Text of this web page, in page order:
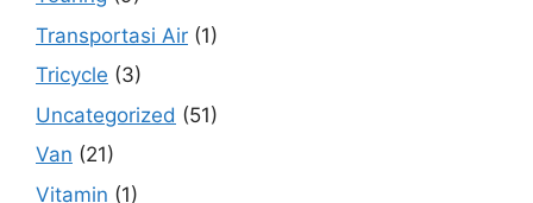
Transportasi Air (1)
Tricycle (3)
Uncategorized (51)
Van (21)
Vitamin (1)